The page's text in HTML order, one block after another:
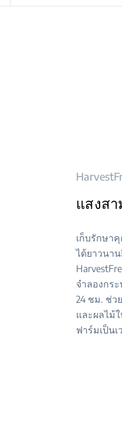
แสงส
เก็บรักษา
ได้ยาวนา
จำลองกร
24 ชม. ช่ว
และผลไม้
ฟาร์มเป็น